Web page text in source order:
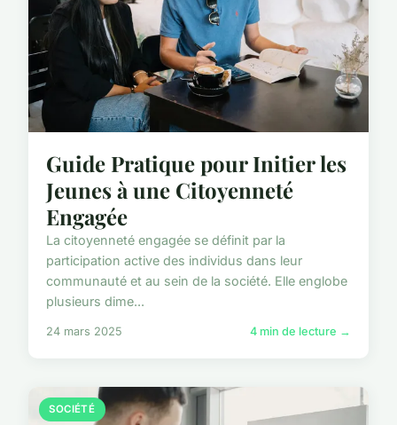
Guide Pratique pour Initier les
Jeunes à une Citoyenneté
Engagée
La citoyenneté engagée se définit par la
participation active des individus dans leur
communauté et au sein de la société. Elle englobe
plusieurs dime...
24 mars 2025 4 min de lecture →
SOCIÉTÉ